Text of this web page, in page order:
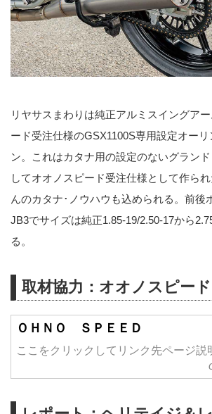
リヤサスまわりは純正アルミスイングア
ード受注仕様のGSX1100S専用設定オー
ン。これはカタナ用の設定のないグラン
してオオノスピード受注仕様として作ら
んのカタナ･ノウハウも込められる。前後
JB3でサイズは純正1.85-19/2.50-17から
る。
取材協力：オオノスピード
ＯＨＮＯ ＳＰＥＥＤ
ここをクリックしてリンク先ページ説